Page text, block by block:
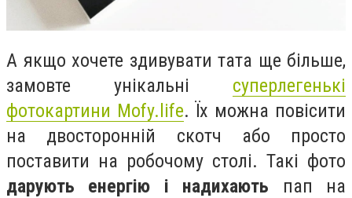
А якщо хочете здивувати тата ще більше,
замовте унікальні суперлегенькі
фотокартини Mofy.life. Їх можна повісити
на двосторонній скотч або просто
поставити на робочому столі. Такі фото
дарують енергію і надихають пап на